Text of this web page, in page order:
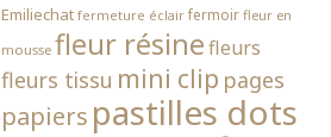
Emiliechat fermeture éclair fermoir fleur en
mousse fleur résinefleurs
fleurs tissu mini clip pages
papiers pastilles dots